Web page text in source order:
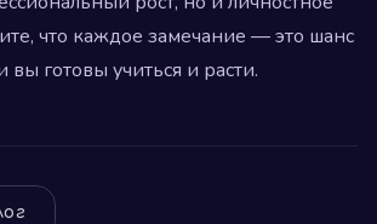
что каждое замечание — это шанс
вы готовы учиться и расти.